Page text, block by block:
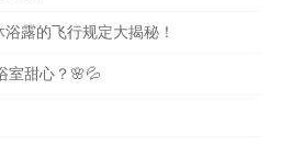
露的飞行规定大揭秘！
室甜心？🌸💦